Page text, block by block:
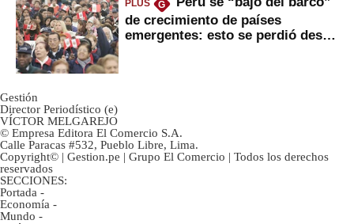
PLUS G
de crecimiento de países
emergentes: esto se perdió desde
Gestión
Director Periodístico (e)
VÍCTOR MELGAREJO
© Empresa Editora El Comercio S.A.
Calle Paracas #532, Pueblo Libre, Lima.
Copyright© | Gestion.pe | Grupo El Comercio | Todos los derechos
reservados
SECCIONES:
Portada -
Economía -
Mundo -